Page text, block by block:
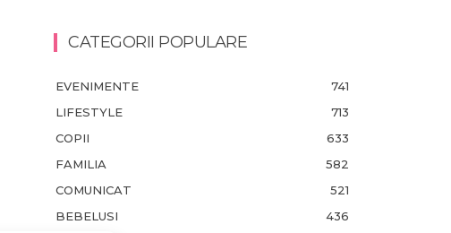
CATEGORII POPULARE
EVENIMENTE
741
LIFESTYLE
713
COPII
633
FAMILIA
582
COMUNICAT
521
BEBELUSI
436